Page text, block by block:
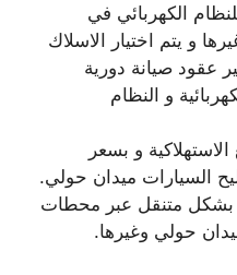
الكهربائي في
و يتم اختيار الاسلاك
عقود صيانة دورية
و النظام
و بسعر
السيارات ميدان حولي.
بشكل متنقل عبر محطات
حولي وغيرها.